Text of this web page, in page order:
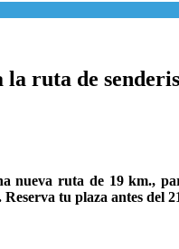
ruta de
nueva ruta de 19 km.,
tu plaza antes del